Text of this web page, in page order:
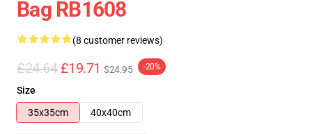
Bag RB1608
(8 customer reviews)
£24.64 £19.71 $24.95 -20%
Size
35x35cm
40x40cm